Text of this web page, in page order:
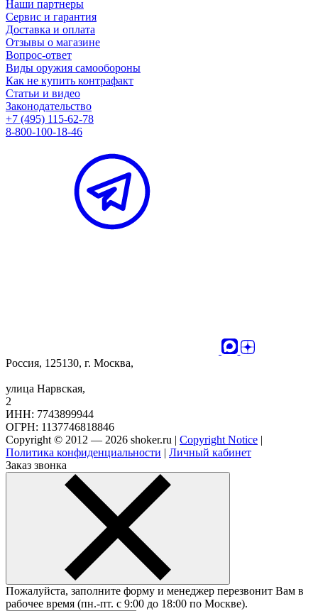
Наши партнеры
Сервис и гарантия
Доставка и оплата
Отзывы о магазине
Вопрос-ответ
Виды оружия самообороны
Как не купить контрафакт
Статьи и видео
Законодательство
+7 (495) 115-62-78
8-800-100-18-46
Россия, 125130, г. Москва,
улица Нарвская,
2
ИНН: 7743899944
ОГРН: 1137746818846
Copyright © 2012 — 2026 shoker.ru | Copyright Notice |
Политика конфиденциальности | Личный кабинет
Заказ звонка
Пожалуйста, заполните форму и менеджер перезвонит Вам в
рабочее время (пн.-пт. с 9:00 до 18:00 по Москве).